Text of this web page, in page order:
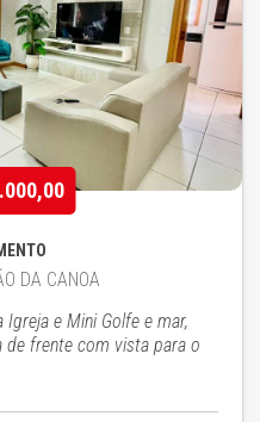
DA CANOA
e Mini Golfe e mar,
frente com vista para o